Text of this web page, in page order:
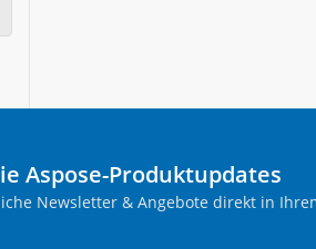
Aspose-Produktupdates
Newsletter & Angebote direkt in